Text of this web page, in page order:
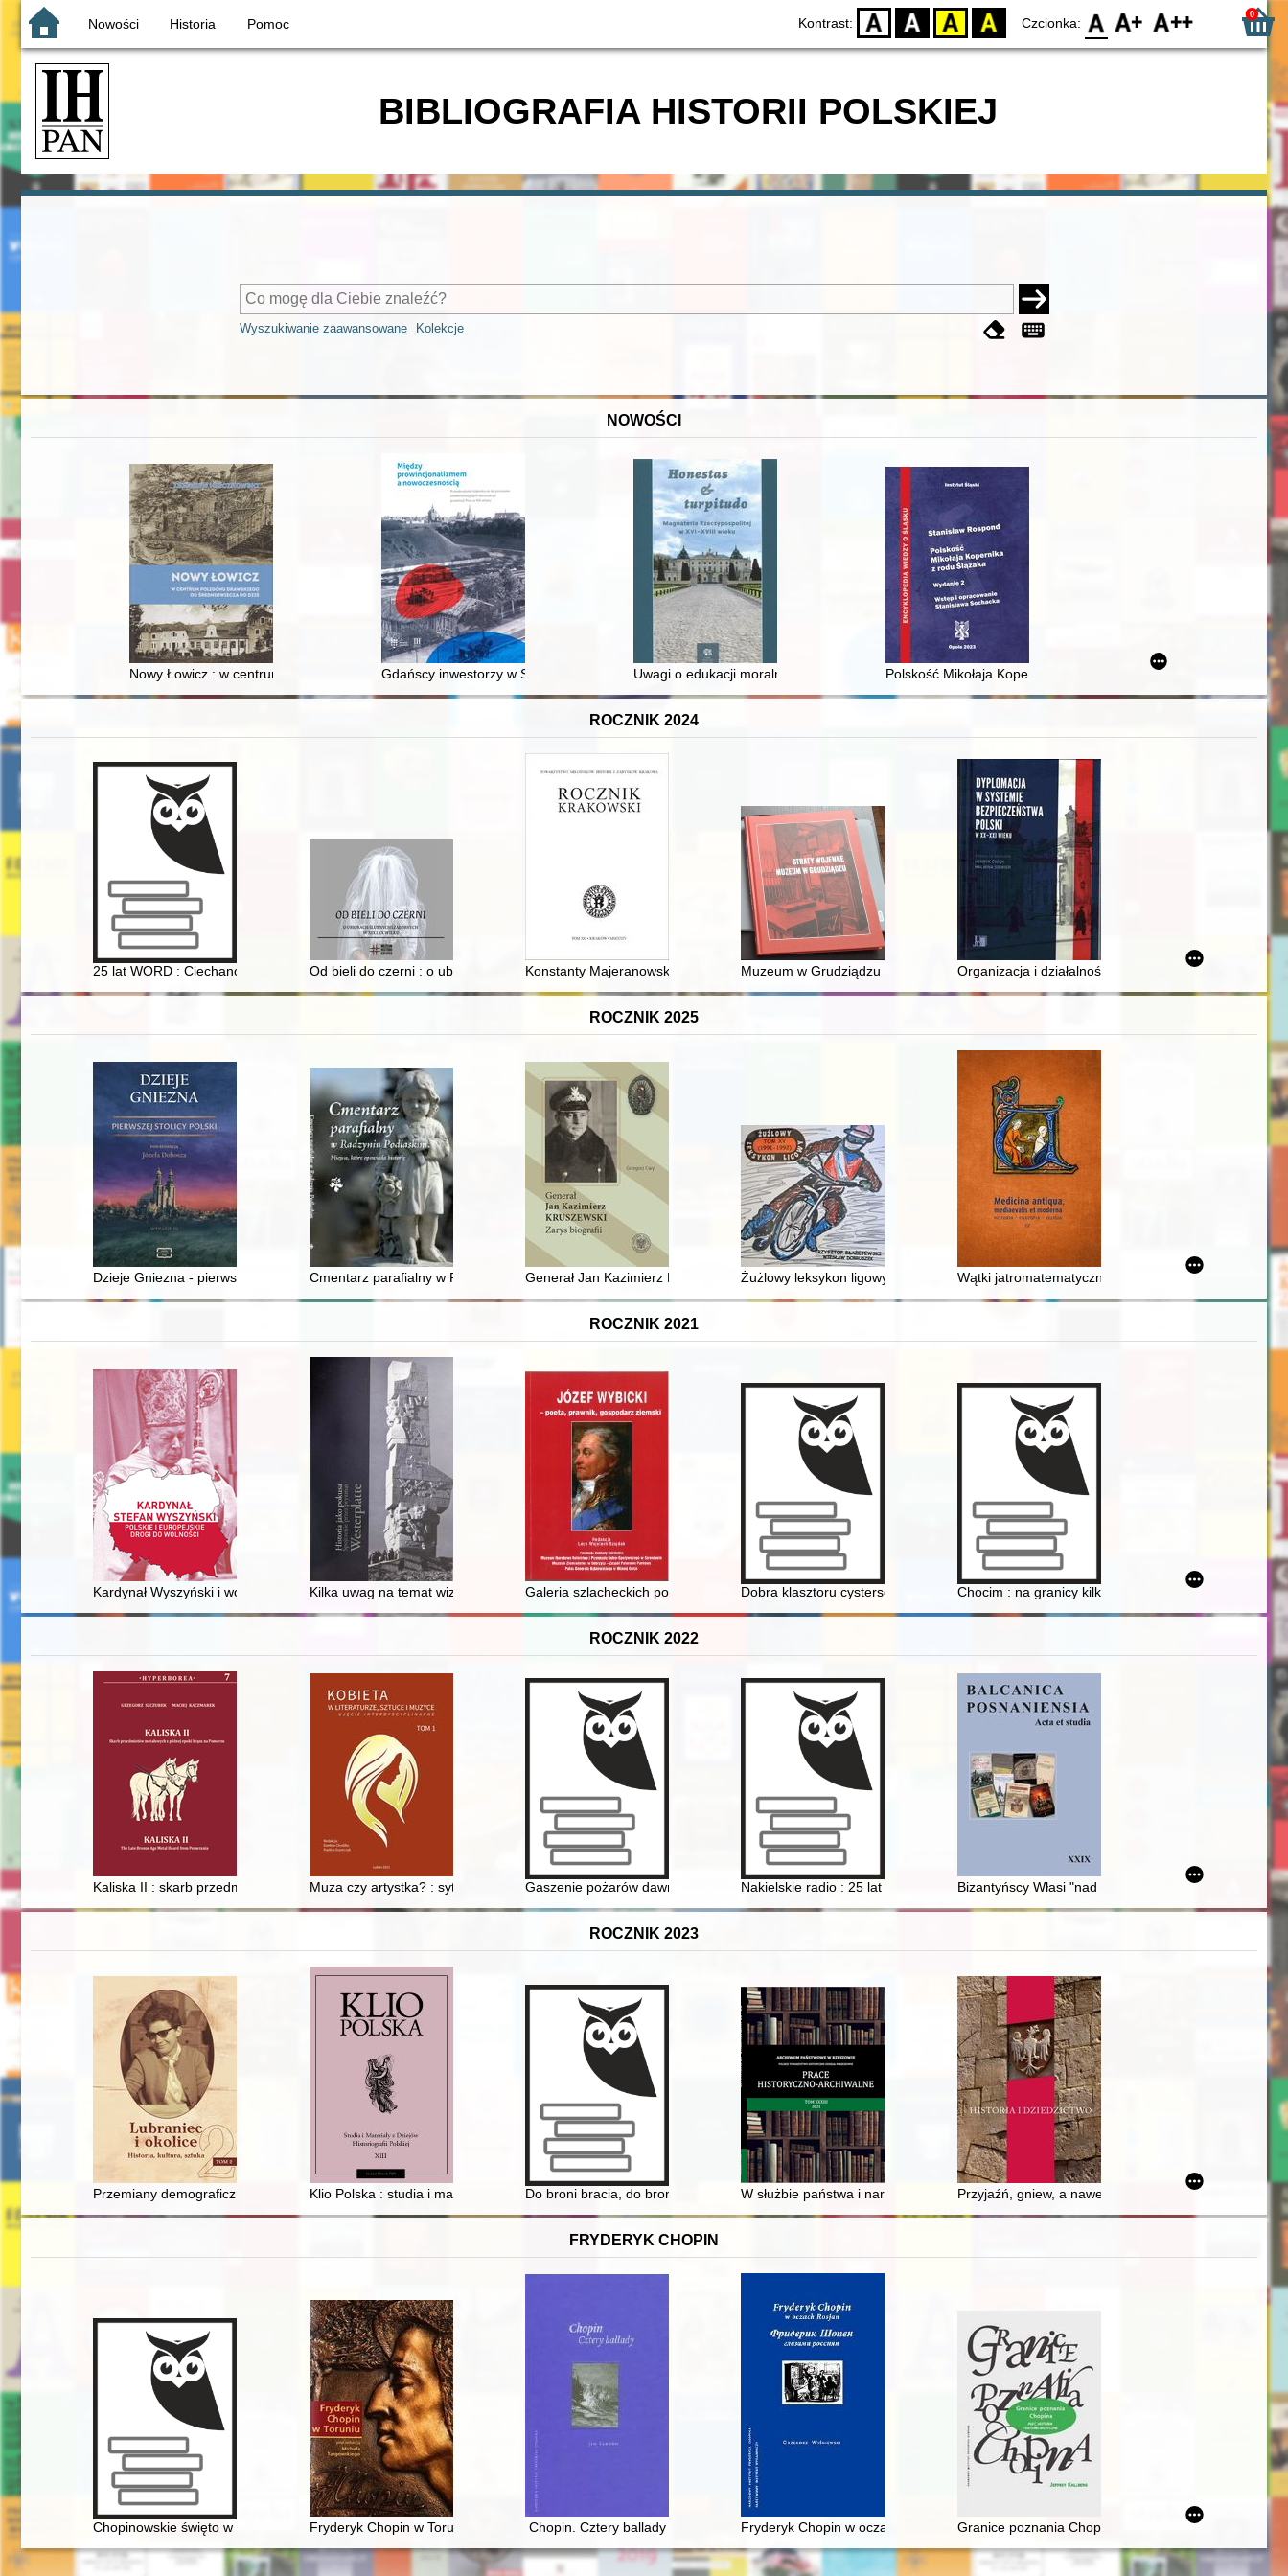
Nowości Historia Pomoc Kontrast: D BW YB BY Czcionka: F0 F1 F2 0
BIBLIOGRAFIA HISTORII POLSKIEJ
Wyszukiwanie zaawansowane Kolekcje
NOWOŚCI
Nowy Łowicz : w centrum poligonu drawskiego od średniowiecza do dziśGdańscy inwestorzy w Sopocie : prestiż finansowy i towarzyski lokalnego mieszczaństwa w 2. poł. XIX w
Uwagi o edukacji moralnej synów szlacheckich w XVI-wiecznej Rzeczypospolitej
Polskość Mikołaja Kopernika z rodu Ślązaka
ROCZNIK 2024
25 lat WORD : Ciechanów, Ostrołęka, Płock, Radom, Siedlce, Warszawa
Od bieli do czerni : o ubiorach ślubnych i żałobnych w XIX-XX wieku
Konstanty Majeranowski (1787-1851) jako wydawca i literatMuzeum w Grudziądzu w okresie okupacji niemieckiej w latach 1939-1944
Organizacja i działalność wybranych placówek
ROCZNIK 2025
Dzieje Gniezna - pierwszej stolicy PolskiCmentarz parafialny w Radzyniu Podlaskim : miejsce, które opowiada historię
Generał Jan Kazimierz Kruszewski : zarys biografiiŻużlowy leksykon ligowy. T. 15, Wątki jatromatematyczne w "Introductorium astrologie
ROCZNIK 2021
Kardynał Wyszyński i wolność religijna w ówczesnej CzechosłowacjiKilka uwag na temat wizerunku dwudziestolecia międzywojennego w kinie PRL
Galeria szlacheckich postaci w komediach Józefa Wybickiego
Dobra klasztoru cystersów z KrzeszowaChocim : na granicy kilku narodów = Chocim : on the
ROCZNIK 2022
Kaliska II : skarb przedmiotów metalowych z późnej epoki brązu na Pomorzu = The Late Bronze Age Metal Hoard from Pomerania : Kaliska II
Muza czy artystka? : sytuacja twórczych kobiet w XIX-wiecznej Francji, na przykładzie biografii i twórczości Berthe Morisot
Gaszenie pożarów dawnego Gdańska na przykładzie porządków ogniowych z XVI w
Nakielskie radio : 25 lat istnienia Bizantyńscy Własi "nad pięknym i modrym Dunajem"
ROCZNIK 2023
Przemiany demograficzne wśród mieszkańców Lubrańca w okresie odzyskiwania przez Polskę niepodległości 1918-1921
Klio Polska : studia i materiały z dziejów historiografii polskiej po II wojnie światowej. T. 13 (2021)
Do broni bracia, do broni! : za wolność i niepodległość Ojczyzny! : powstanie styczniowe w materiałach archiwalnych
W służbie państwa i narodu : hrabia Franciszek Xawery Pusłowski i jego działalność
Przyjaźń, gniew, a nawet ekskomunika : biskupi
FRYDERYK CHOPIN
Chopinowskie święto w Dusznikach Fryderyk Chopin w Toruniu Chopin. Cztery ballady Fryderyk Chopin w oczach Rosjan. Antologia. Friderik źopen glazami Rossiân. Antologiâ
Granice poznania Chopina. Płeć, historia i gatunek